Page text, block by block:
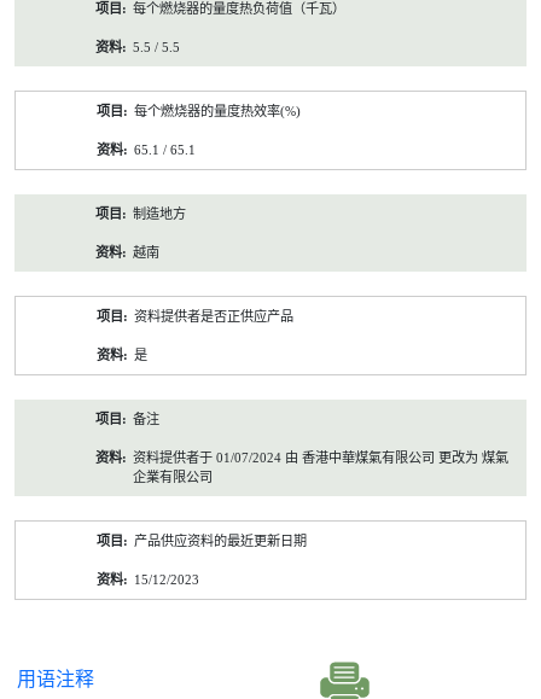
每个燃烧器的量度热负荷值（千瓦）
5.5 / 5.5
每个燃烧器的量度热效率(%)
65.1 / 65.1
制造地方
越南
资料提供者是否正供应产品
是
备注
资料提供者于 01/07/2024 由 香港中華煤氣有限公司 更改为 煤氣
企業有限公司
产品供应资料的最近更新日期
15/12/2023
用语注释